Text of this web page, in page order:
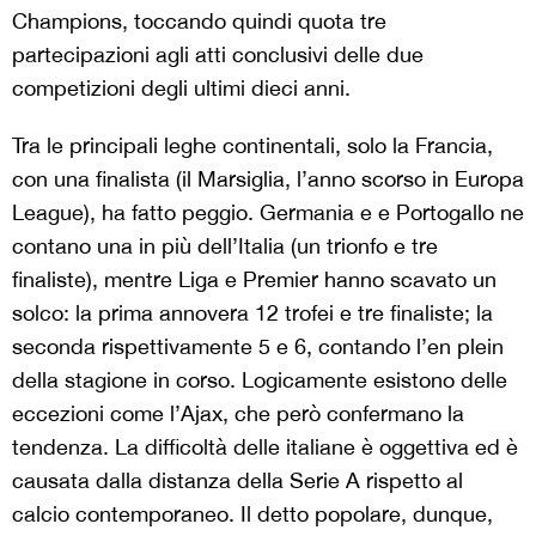
Champions, toccando quindi quota tre
partecipazioni agli atti conclusivi delle due
competizioni degli ultimi dieci anni.
Tra le principali leghe continentali, solo la Francia,
con una finalista (il Marsiglia, l’anno scorso in Europa
League), ha fatto peggio. Germania e e Portogallo ne
contano una in più dell’Italia (un trionfo e tre
finaliste), mentre Liga e Premier hanno scavato un
solco: la prima annovera 12 trofei e tre finaliste; la
seconda rispettivamente 5 e 6, contando l’en plein
della stagione in corso. Logicamente esistono delle
eccezioni come l’Ajax, che però confermano la
tendenza. La difficoltà delle italiane è oggettiva ed è
causata dalla distanza della Serie A rispetto al
calcio contemporaneo. Il detto popolare, dunque,